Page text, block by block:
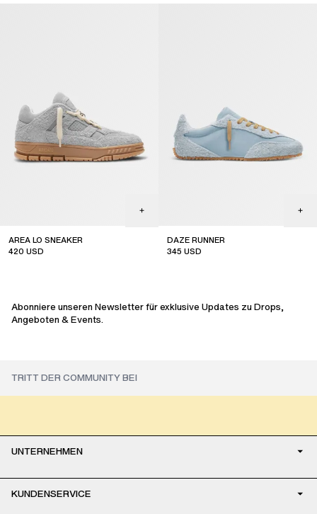
AREA LO SNEAKER
420 USD
DAZE RUNNER
345 USD
Abonniere unseren Newsletter für exklusive Updates zu Drops,
Angeboten & Events.
UNTERNEHMEN
KUNDENSERVICE